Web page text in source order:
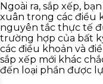
Ngoài ra, sắp xếp,
xuân trong các điều
nguyên tắc thực tế
trường hợp của bất
các điều khoản và
sắp xếp mới khác
đến loại phần được